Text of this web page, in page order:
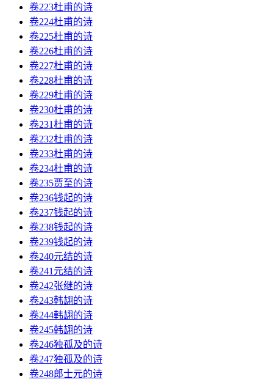
卷223杜甫的诗
卷224杜甫的诗
卷225杜甫的诗
卷226杜甫的诗
卷227杜甫的诗
卷228杜甫的诗
卷229杜甫的诗
卷230杜甫的诗
卷231杜甫的诗
卷232杜甫的诗
卷233杜甫的诗
卷234杜甫的诗
卷235贾至的诗
卷236钱起的诗
卷237钱起的诗
卷238钱起的诗
卷239钱起的诗
卷240元结的诗
卷241元结的诗
卷242张继的诗
卷243韩翃的诗
卷244韩翃的诗
卷245韩翃的诗
卷246独孤及的诗
卷247独孤及的诗
卷248郎士元的诗